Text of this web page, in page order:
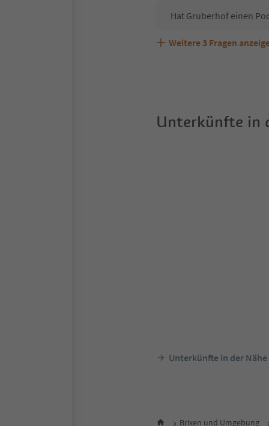
Hat Gruberhof einen
Sind Haustiere in der
Welche Services bietet
Weitere 3 Fragen
Unterkünfte in
Unterkünfte in der Nähe
Brixen und Umgebung